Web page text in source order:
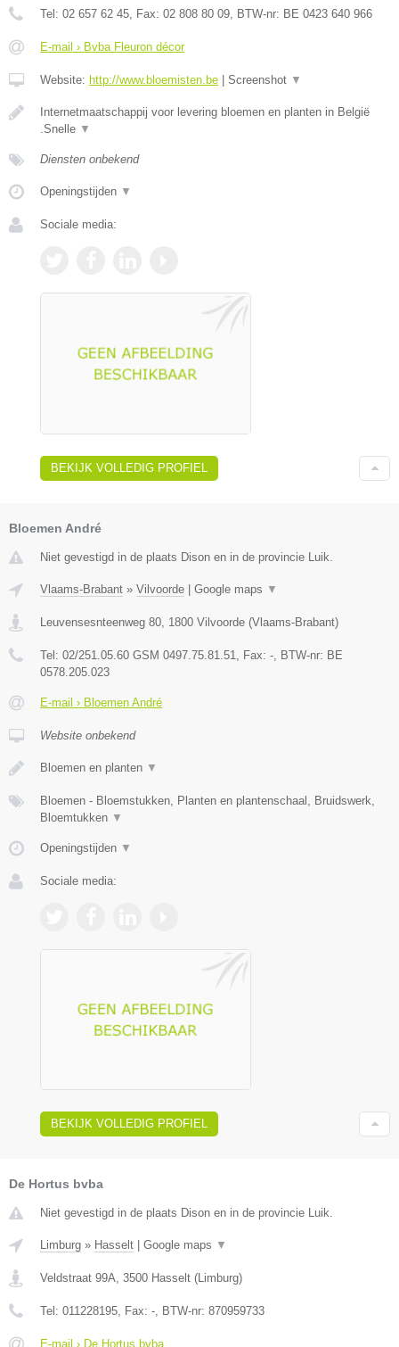
Tel: 02 657 62 45, Fax: 02 808 80 09, BTW-nr: BE 0423 640 966
E-mail › Bvba Fleuron décor
Website: http://www.bloemisten.be Screenshot ▼
Internetmaatschappij voor levering bloemen en planten in België
.Snelle ▼
Diensten onbekend
Openingstijden ▼
Sociale media:
BEKIJK VOLLEDIG PROFIEL
Bloemen André
Niet gevestigd in de plaats Dison en in de provincie Luik.
Vlaams-Brabant » Vilvoorde | Google maps ▼
Leuvensesnteenweg 80 1800 Vilvoorde (Vlaams-Brabant)
Tel: 02/251.05.60 GSM 0497.75.81.51 , Fax: - , BTW-nr: BE
0578.205.023
E-mail › Bloemen André
Website onbekend
Bloemen en planten ▼
Bloemen - Bloemstukken, Planten en plantenschaal, Bruidswerk,
Bloemtukken ▼
Openingstijden ▼
Sociale media:
BEKIJK VOLLEDIG PROFIEL
De Hortus bvba
Niet gevestigd in de plaats Dison en in de provincie Luik.
Limburg » Hasselt Google maps ▼
Veldstraat 99A, 3500 Hasselt (Limburg)
Tel: 011228195, Fax: -, BTW-nr: 870959733
E-mail › De Hortus bvba